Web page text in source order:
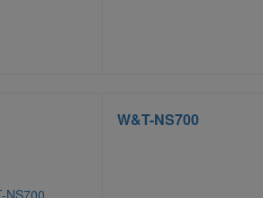
W&T-NS700